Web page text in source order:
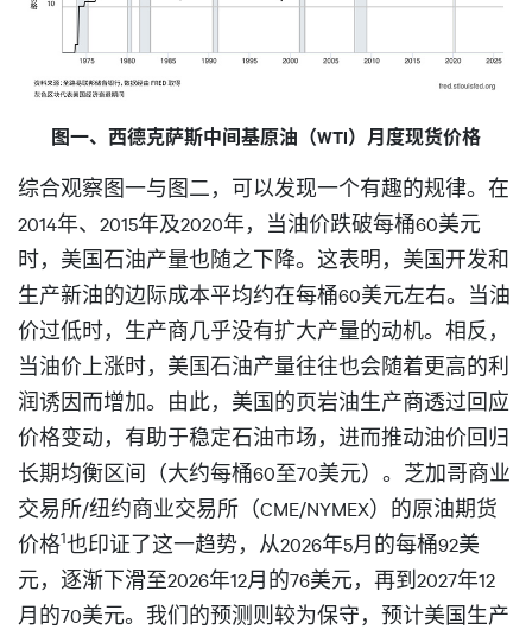
图一、西德克萨斯中间基原油（WTI）月度现货价格
综合观察图一与图二，可以发现一个有趣的规律。在
2014年、2015年及2020年，当油价跌破每桶60美元
时，美国石油产量也随之下降。这表明，美国开发和
生产新油的边际成本平均约在每桶60美元左右。当油
价过低时，生产商几乎没有扩大产量的动机。相反，
当油价上涨时，美国石油产量往往也会随着更高的利
润诱因而增加。由此，美国的页岩油生产商透过回应
价格变动，有助于稳定石油市场，进而推动油价回归
长期均衡区间（大约每桶60至70美元）。芝加哥商业
交易所/纽约商业交易所（CME/NYMEX）的原油期货
价格1也印证了这一趋势，从2026年5月的每桶92美
元，逐渐下滑至2026年12月的76美元，再到2027年12
月的70美元。我们的预测则较为保守，预计美国生产